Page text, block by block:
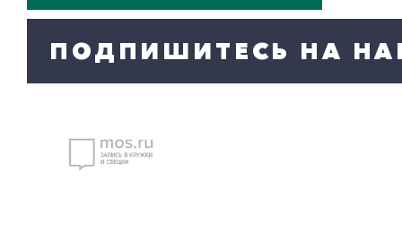
ПОДПИШИТЕСЬ НА